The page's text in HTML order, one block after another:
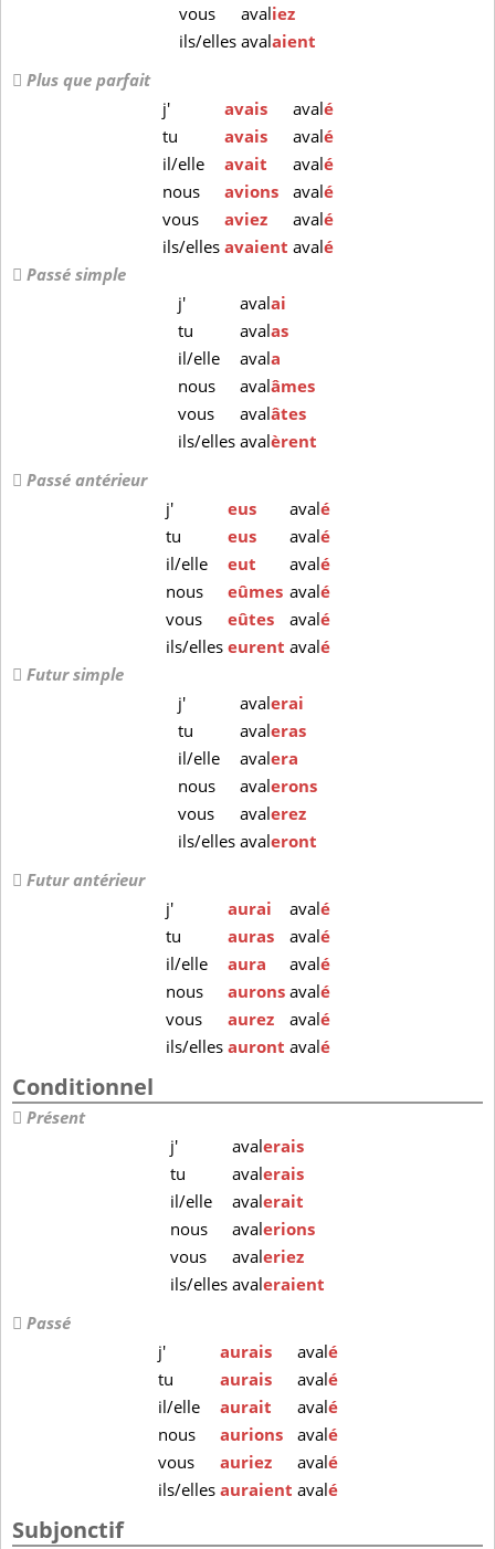
vous
avaliez
ils/ellesavalaient
Plus que parfait
j'
avais avalé
tu
avais avalé
il/elle
avait avalé
nous
avions avalé
vous
aviez avalé
ils/elles avaient avalé
Passé simple
j'
avalai
tu
avalas
il/elle
avala
nous
avalâmes
vous
avalâtes
ils/ellesavalèrent
Passé antérieur
j'
eus avalé
tu
eus avalé
il/elle
eut avalé
nous
eûmes avalé
vous
eûtes avalé
ils/elles eurent avalé
Futur simple
j'
avalerai
tu
avaleras
il/elle
avalera
nous
avalerons
vous
avalerez
ils/ellesavaleront
Futur antérieur
j'
aurai avalé
tu
auras avalé
il/elle
aura avalé
nous
aurons avalé
vous
aurez avalé
ils/elles auront avalé
Conditionnel
Présent
j'
avalerais
tu
avalerais
il/elle
avalerait
nous
avalerions
vous
avaleriez
ils/ellesavaleraient
Passé
j'
aurais avalé
tu
aurais avalé
il/elle
aurait avalé
nous
aurions avalé
vous
auriez avalé
ils/elles auraient avalé
Subjonctif